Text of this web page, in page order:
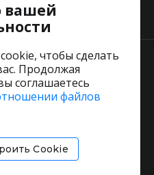
соглашение
cookies
вашей
чтобы сделать
Продолжая
соглашаетесь
файлов
Cookie